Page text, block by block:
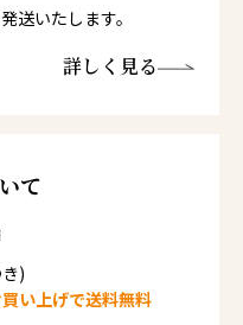
送いたします。
詳しく見る
て
)
い上げで送料無料